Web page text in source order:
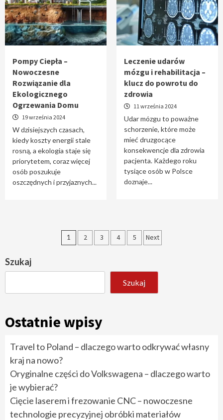
Pompy Ciepła –
Nowoczesne
Rozwiązanie dla
Ekologicznego
Ogrzewania Domu
19 września 2024
W dzisiejszych czasach,
kiedy koszty energii stale
rosną, a ekologia staje się
priorytetem, coraz więcej
osób poszukuje
oszczędnych i przyjaznych...
Leczenie udarów
mózgu i rehabilitacja –
klucz do powrotu do
zdrowia
11 września 2024
Udar mózgu to poważne
schorzenie, które może
mieć druzgocące
konsekwencje dla zdrowia
pacjenta. Każdego roku
tysiące osób w Polsce
doznaje...
Stronicowanie
1 2 3 4 5 Next
Szukaj
Szukaj
Ostatnie wpisy
Travel to Poland – dlaczego warto odkrywać własny
kraj na nowo?
Oryginalne części do Volkswagena – dlaczego warto
je wybierać?
Cięcie laserem i frezowanie CNC – nowoczesne
technologie precyzyjnej obróbki materiałów